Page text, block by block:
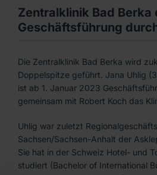
Zentralklinik Bad Berka
Geschäftsführung
Die Zentralklinik Bad Berka wird
Doppelspitze geführt. Jana Uhlig
ist ab 1. Januar 2023
gemeinsam mit Robert Koch das
Uhlig war zuletzt
Sachsen/Sachsen-Anhalt der
Sie hat in der Schweiz Hotel- und
studiert (Bachelor of International